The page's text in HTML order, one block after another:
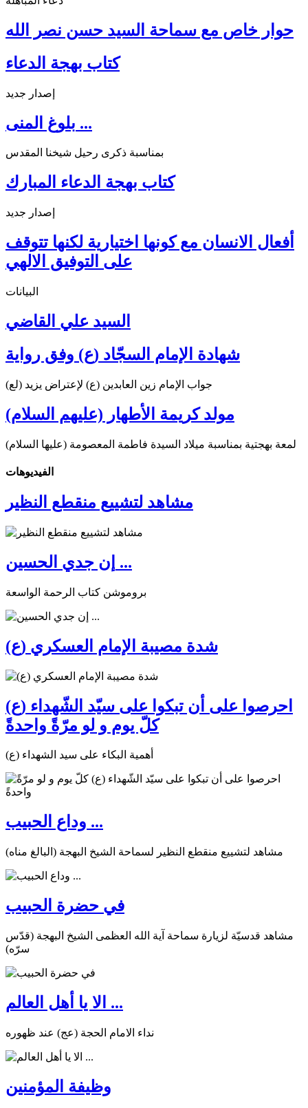
حوار خاص مع سماحة السيد حسن نصر الله
كتاب بهجة الدعاء
إصدار جديد
بلوغ المنى ...
بمناسبة ذكرى رحيل شيخنا المقدس
كتاب بهجة الدعاء المبارك
إصدار جديد
أفعال الانسان مع كونها اختيارية لكنها تتوقف
على التوفيق الالهي
البيانات
السيد علي القاضي
شهادة الإمام السجّاد (ع) وفق رواية
جواب الإمام زين العابدين (ع) لإعتراض يزيد (لع)
مولد كريمة الأطهار (عليهم السلام)
لمعة بهجتية بمناسبة ميلاد السيدة فاطمة المعصومة (عليها السلام)
الفیدیوهات
مشاهد لتشييع منقطع النظير
إن جدي الحسين ...
بروموشن كتاب الرحمة الواسعة
شدة مصيبة الإمام العسكري (ع)
احرصوا على أن تبكوا على سيّد الشّهداء (ع)
كلّ يوم و لو مرّةً واحدةً
أهمية البكاء على سيد الشهداء (ع)
وداع الحبيب ...
مشاهد لتشييع منقطع النظير لسماحة الشيخ البهجة (البالغ مناه)
في حضرة الحبيب
مشاهد قدسيّة لزيارة سماحة آية الله العظمى الشيخ البهجة (قدّس
سرّه)
الا يا أهل العالم ...
نداء الامام الحجة (عج) عند ظهوره
وظيفة المؤمنين